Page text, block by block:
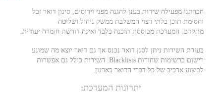
חברתנו מפעילה שירות בענן להגנה מפני וירוסים, סינון דואר זבל
וחסימת תוכן בלתי רצוי המשלבת ממשק ניהול ושליטה
מתקדם. המערכת מבוססת תוכנה בלבד ואינה דורשת חומרה יעודית.
בעזרת השירות ניתן לסנן דואר נכנס אך גם דואר יוצא מה שמונע
רישום ברשימות שחורות Blacklists. השירות כולל גם אפשרות
לביצוע ארכיב של כל דברי הדואר בארגון.
יתרונות המערכת: